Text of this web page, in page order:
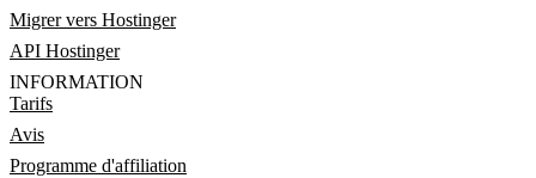
Migrer vers Hostinger
API Hostinger
INFORMATION
Tarifs
Avis
Programme d'affiliation